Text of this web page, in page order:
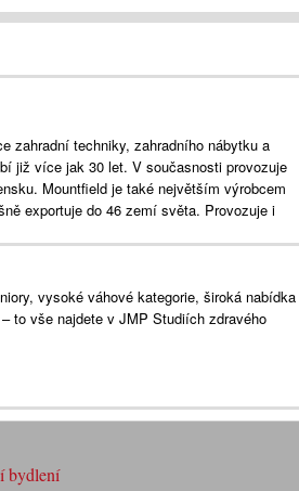
zahradní techniky, zahradního nábytku a
již více jak 30 let. V současnosti provozuje
Mountfield je také největším výrobcem
exportuje do 46 zemí světa. Provozuje i
vysoké váhové kategorie, široká nabídka
to vše najdete v JMP Studiích zdravého
bydlení